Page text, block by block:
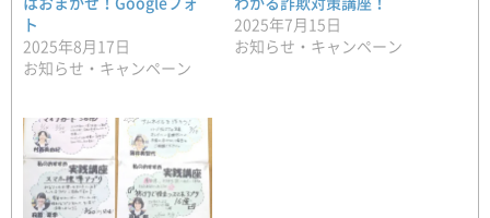
ト
2025年8月17日
お知らせ・キャンペーン
2025年7月15日
お知らせ・キャンペーン